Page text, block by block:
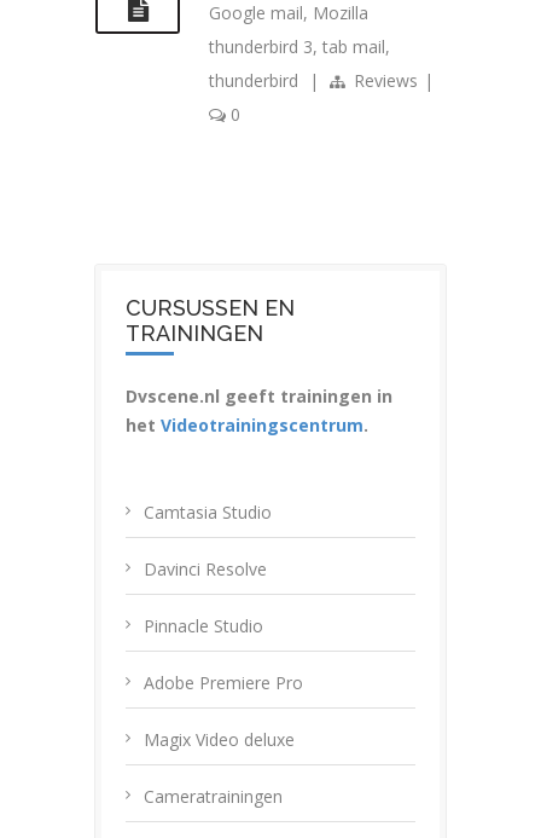
Google mail, Mozilla
thunderbird 3, tab mail,
thunderbird
| Reviews |
0
CURSUSSEN EN
TRAININGEN
Dvscene.nl geeft trainingen in
het Videotrainingscentrum.
Camtasia Studio
Davinci Resolve
Pinnacle Studio
Adobe Premiere Pro
Magix Video deluxe
Cameratrainingen